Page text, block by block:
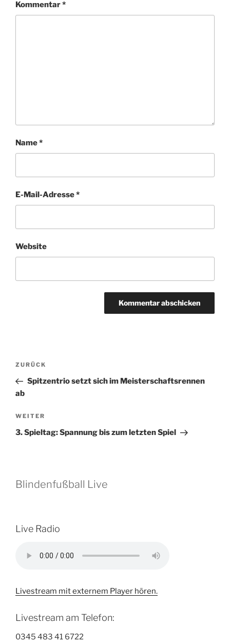
Kommentar*
Name*
E-Mail-Adresse*
Website
Beitragsnavigation
Vorheriger
Beitrag
ZURÜCK
Spitzentrio setzt sich im Meisterschaftsrennen
ab
Nächster
Beitrag
WEITER
3. Spieltag: Spannung bis zum letzten Spiel
Blindenfußball Live
Live Radio
Livestream mit externem Player hören.
Livestream am Telefon:
0345 483 41 6722